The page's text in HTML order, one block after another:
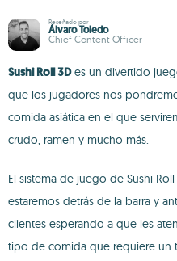
Reseñado por
Álvaro Toledo
Chief Content Officer
Sushi Roll 3Des un divertido
que los jugadores nos
comida asiática en el que
crudo, ramen y mucho más.
El sistema de juego de Sushi
estaremos detrás de la barra y
clientes esperando a que les
tipo de comida que requiere un